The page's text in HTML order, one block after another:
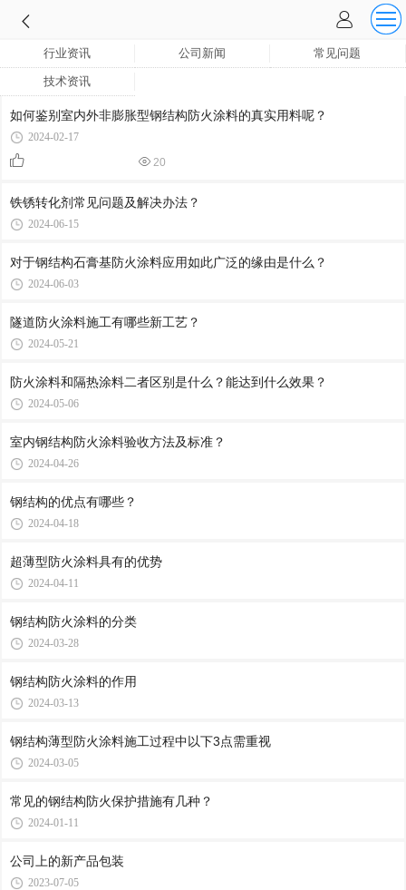
行业资讯 公司新闻 常见问题
技术资讯
如何鉴别室内外非膨胀型钢结构防火涂料的真实用料呢？
2024-02-17
20
铁锈转化剂常见问题及解决办法？
2024-06-15
对于钢结构石膏基防火涂料应用如此广泛的缘由是什么？
2024-06-03
隧道防火涂料施工有哪些新工艺？
2024-05-21
防火涂料和隔热涂料二者区别是什么？能达到什么效果？
2024-05-06
室内钢结构防火涂料验收方法及标准？
2024-04-26
钢结构的优点有哪些？
2024-04-18
超薄型防火涂料具有的优势
2024-04-11
钢结构防火涂料的分类
2024-03-28
钢结构防火涂料的作用
2024-03-13
钢结构薄型防火涂料施工过程中以下3点需重视
2024-03-05
常见的钢结构防火保护措施有几种？
2024-01-11
公司上的新产品包装
2023-07-05